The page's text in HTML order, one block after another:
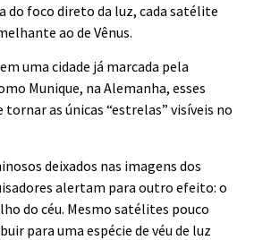
do foco direto da luz, cada satélite
ao de Vênus.
uma cidade já marcada pela
Munique, na Alemanha, esses
as únicas “estrelas” visíveis no
deixados nas imagens dos
alertam para outro efeito: o
do céu. Mesmo satélites pouco
para uma espécie de véu de luz